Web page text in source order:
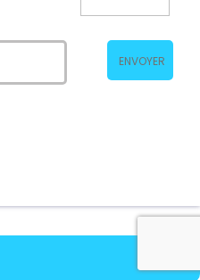
ENVOYER